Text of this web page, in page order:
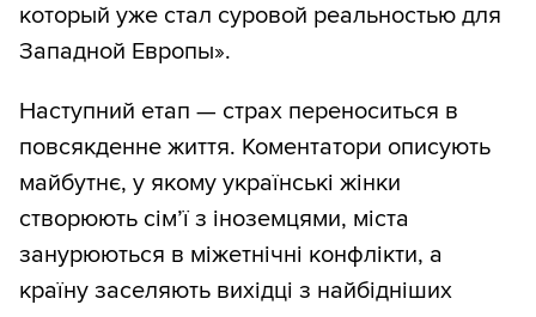
который уже стал суровой реальностью для
Западной Европы».
Наступний етап — страх переноситься в
повсякденне життя. Коментатори описують
майбутнє, у якому українські жінки
створюють сім’ї з іноземцями, міста
занурюються в міжетнічні конфлікти, а
країну заселяють вихідці з найбідніших